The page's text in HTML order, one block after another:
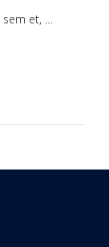
et, …